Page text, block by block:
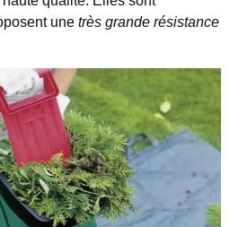
une très grande résistance